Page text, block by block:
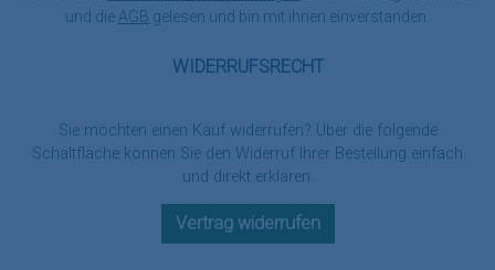
WIDERRUFSRECHT
Sie möchten einen Kauf widerrufen? Über die folgende
Schaltfläche können Sie den Widerruf Ihrer Bestellung einfach
und direkt erklären.
Vertrag widerrufen
und die AGB gelesen und bin mit ihnen einverstanden.